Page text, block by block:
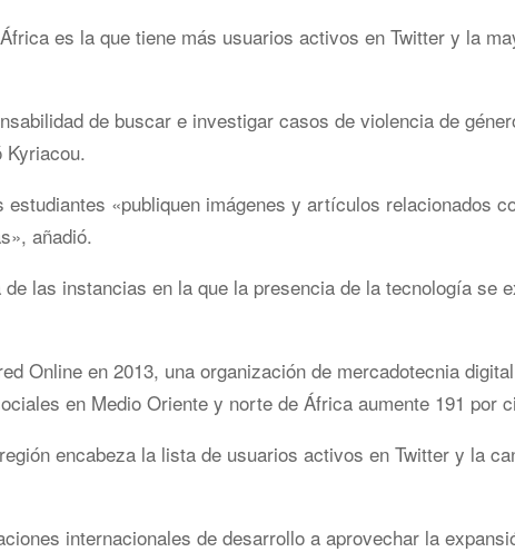
es la que tiene más usuarios activos en Twitter y la
de buscar e investigar casos de violencia de
estudiantes «publiquen imágenes y artículos relacionados
añadió.
las instancias en la que la presencia de la tecnología se
Online en 2013, una organización de mercadotecnia
en Medio Oriente y norte de África aumente 191 por
encabeza la lista de usuarios activos en Twitter y la
internacionales de desarrollo a aprovechar la